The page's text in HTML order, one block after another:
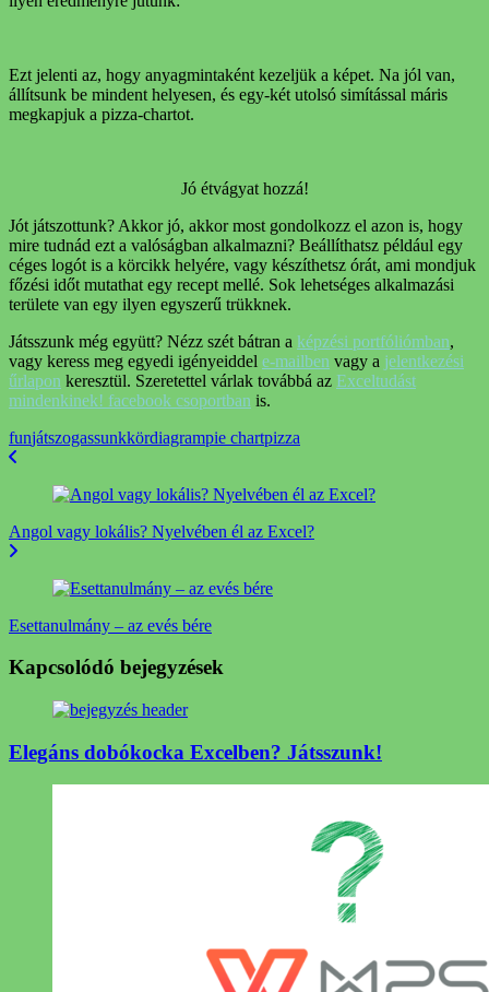
Ezt jelenti az, hogy anyagmintaként kezeljük a képet. Na jól van,
állítsunk be mindent helyesen, és egy-két utolsó simítással máris
megkapjuk a pizza-chartot.
Jó étvágyat hozzá!
Jót játszottunk? Akkor jó, akkor most gondolkozz el azon is, hogy
mire tudnád ezt a valóságban alkalmazni? Beállíthatsz például egy
céges logót is a körcikk helyére, vagy készíthetsz órát, ami mondjuk
főzési időt mutathat egy recept mellé. Sok lehetséges alkalmazási
területe van egy ilyen egyszerű trükknek.
Játsszunk még együtt? Nézz szét bátran a képzési portfóliómban,
vagy keress meg egyedi igényeiddel e-mailben vagy a jelentkezési
űrlapon keresztül. Szeretettel várlak továbbá az Exceltudást
mindenkinek! facebook csoportban is.
funjátszogassunkkördiagrampie chartpizza
Bejegyzések
navigációja
Angol vagy lokális? Nyelvében él az Excel?
Esettanulmány – az evés bére
Kapcsolódó bejegyzések
Elegáns dobókocka Excelben? Játsszunk!